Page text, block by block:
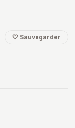
🤍 Sauvegarder